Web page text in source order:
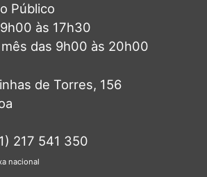
Público
às 17h30
das 9h00 às 20h00
de Torres, 156
217 541 350
nacional